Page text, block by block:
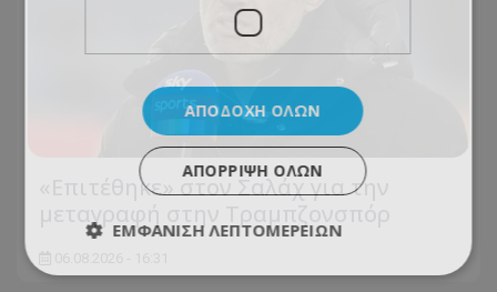
«Επιτέθηκε» στον Σαλάχ για την
ΑΠΟΔΟΧΉ ΌΛΩΝ
ΑΠΌΡΡΙΨΗ ΌΛΩΝ
ΕΜΦΆΝΙΣΗ ΛΕΠΤΟΜΕΡΕΙΏΝ